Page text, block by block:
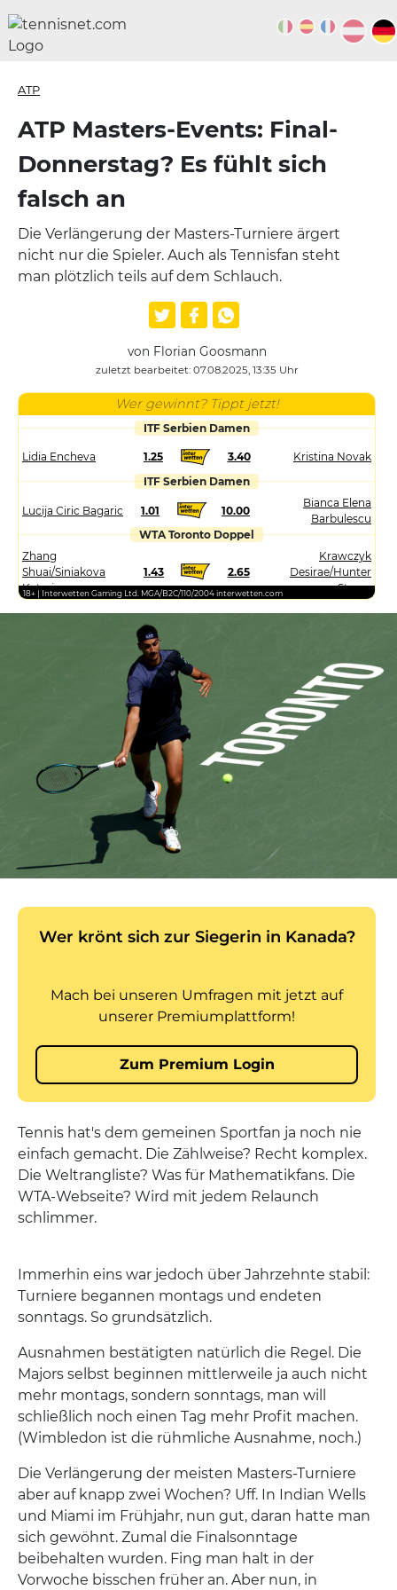
ATP
ATP Masters-Events: Final-
Donnerstag? Es fühlt sich
falsch an
Die Verlängerung der Masters-Turniere ärgert
nicht nur die Spieler. Auch als Tennisfan steht
man plötzlich teils auf dem Schlauch.
von Florian Goosmann
zuletzt bearbeitet: 07.08.2025, 13:35 Uhr
Wer gewinnt? Tippt jetzt!
ITF Serbien Damen
Lidia Encheva 1.25 3.40
Kristina Novak
ITF Serbien Damen
Lucija Ciric Bagaric 1.01 10.00
Bianca Elena
Barbulescu
WTA Toronto Doppel
Zhang
Shuai/Siniakova
Katerina
1.43 2.65
Krawczyk
Desirae/Hunter
Storm
18+ | Interwetten Gaming Ltd. MGA/B2C/110/2004 interwetten.com
Tennis hat's dem gemeinen Sportfan ja noch nie
einfach gemacht. Die Zählweise? Recht komplex.
Die Weltrangliste? Was für Mathematikfans. Die
WTA-Webseite? Wird mit jedem Relaunch
schlimmer.
Immerhin eins war jedoch über Jahrzehnte stabil:
Turniere begannen montags und endeten
sonntags. So grundsätzlich.
Ausnahmen bestätigten natürlich die Regel. Die
Majors selbst beginnen mittlerweile ja auch nicht
mehr montags, sondern sonntags, man will
schließlich noch einen Tag mehr Profit machen.
(Wimbledon ist die rühmliche Ausnahme, noch.)
Die Verlängerung der meisten Masters-Turniere
aber auf knapp zwei Wochen? Uff. In Indian Wells
und Miami im Frühjahr, nun gut, daran hatte man
sich gewöhnt. Zumal die Finalsonntage
beibehalten wurden. Fing man halt in der
Vorwoche bisschen früher an. Aber nun, in